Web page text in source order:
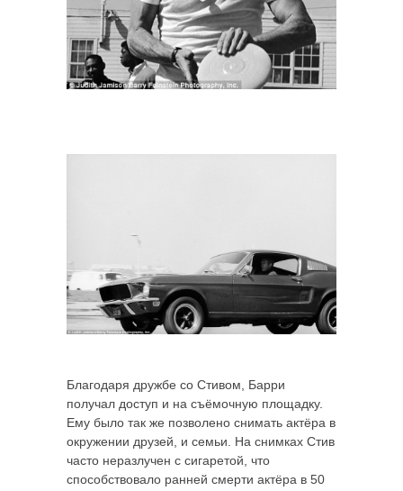
Благодаря дружбе со Стивом, Барри
получал доступ и на съёмочную площадку.
Ему было так же позволено снимать актёра в
окружении друзей, и семьи. На снимках Стив
часто неразлучен с сигаретой, что
способствовало ранней смерти актёра в 50